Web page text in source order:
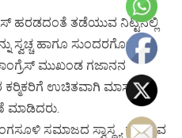
ಹರಡದಂತೆ ತಡೆಯುವ ನಿಟ್ಟಿನಲ್ಲಿ
ಸ್ವಚ್ಚ ಹಾಗೂ ಸುಂದರಗೊಳಿಸಲು
ಮುಖಂಡ ಗಜಾನನ
ಉಚಿತವಾಗಿ ಮಾಸ್ಕ್
ಮಾಡಿದರು.
ಸಮಾಜದ ಸ್ವಾಸ್ಥ್ಯ ಕಾಯುವ